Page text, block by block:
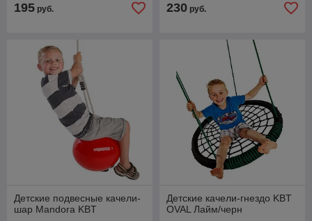
195 руб. 230 руб.
Детские подвесные качели-
шар Mandora KBT
Детские качели-гнездо KBT
OVAL Лайм/черн